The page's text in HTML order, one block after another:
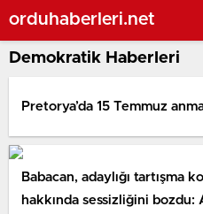
orduhaberleri.net
Demokratik Haberleri
Pretorya’da 15 Temmuz
Babacan, adaylığı tartışma
hakkında sessizliğini bozdu: